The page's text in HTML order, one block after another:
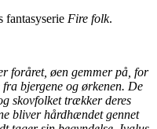
fantasyserie Fire folk.
foråret, øen gemmer på, for
bjergene og ørkenen. De
skovfolket trækker deres
bliver hårdhændet gennet